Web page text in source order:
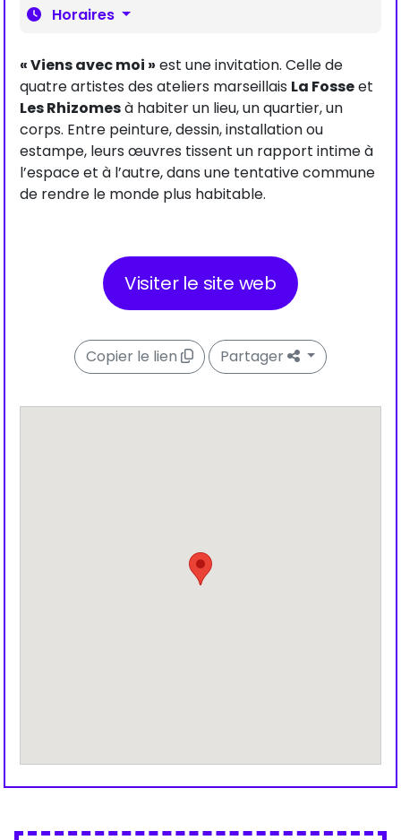
Horaires
« Viens avec moi » est une invitation. Celle de
quatre artistes des ateliers marseillais La Fosseet
Les Rhizomesà habiter un lieu, un quartier, un
corps. Entre peinture, dessin, installation ou
estampe, leurs œuvres tissent un rapport intime à
l’espace et à l’autre, dans une tentative commune
de rendre le monde plus habitable.
Visiter le site web
Copier le lien Partager